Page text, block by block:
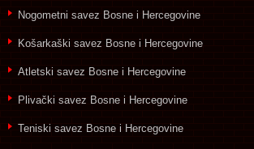
Nogometni savez Bosne i Hercegovine
Košarkaški savez Bosne i Hercegovine
Atletski savez Bosne i Hercegovine
Plivački savez Bosne i Hercegovine
Teniski savez Bosne i Hercegovine